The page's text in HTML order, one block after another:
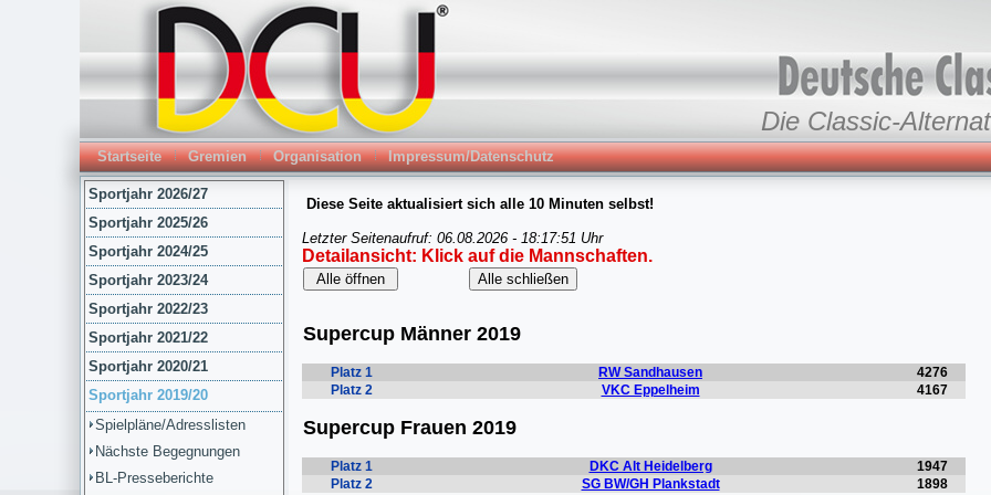
Die Classic-
Startseite Gremien Organisation Impressum/Datenschutz
Sportjahr 2026/27
Sportjahr 2025/26
Sportjahr 2024/25
Sportjahr 2023/24
Sportjahr 2022/23
Sportjahr 2021/22
Sportjahr 2020/21
Sportjahr 2019/20
Spielpläne/Adresslisten
Nächste Begegnungen
BL-Presseberichte